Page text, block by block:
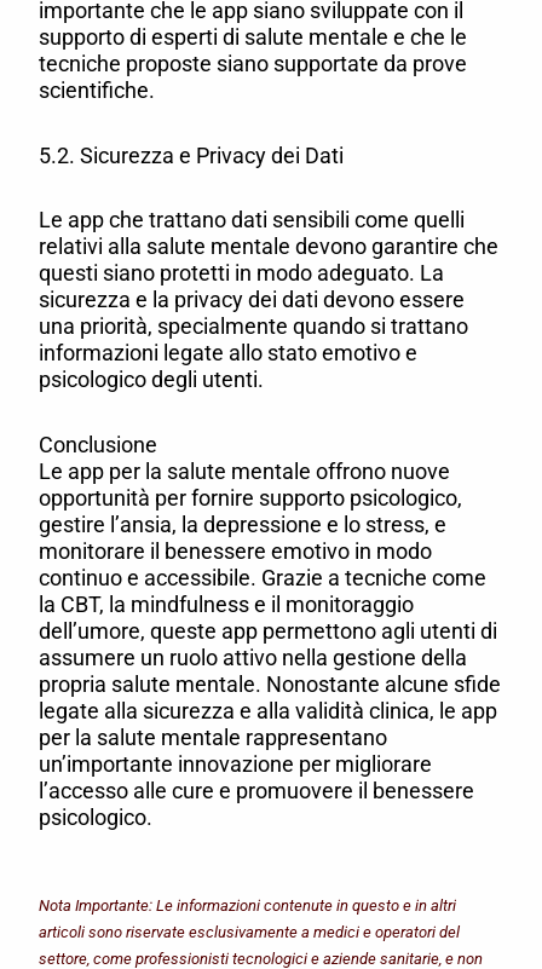
importante che le app siano sviluppate con il
supporto di esperti di salute mentale e che le
tecniche proposte siano supportate da prove
scientifiche.
5.2. Sicurezza e Privacy dei Dati
Le app che trattano dati sensibili come quelli
relativi alla salute mentale devono garantire che
questi siano protetti in modo adeguato. La
sicurezza e la privacy dei dati devono essere
una priorità, specialmente quando si trattano
informazioni legate allo stato emotivo e
psicologico degli utenti.
Conclusione
Le app per la salute mentale offrono nuove
opportunità per fornire supporto psicologico,
gestire l’ansia, la depressione e lo stress, e
monitorare il benessere emotivo in modo
continuo e accessibile. Grazie a tecniche come
la CBT, la mindfulness e il monitoraggio
dell’umore, queste app permettono agli utenti di
assumere un ruolo attivo nella gestione della
propria salute mentale. Nonostante alcune sfide
legate alla sicurezza e alla validità clinica, le app
per la salute mentale rappresentano
un’importante innovazione per migliorare
l’accesso alle cure e promuovere il benessere
psicologico.
Nota Importante: Le informazioni contenute in questo e in altri
articoli sono riservate esclusivamente a medici e operatori del
settore, come professionisti tecnologici e aziende sanitarie, e non